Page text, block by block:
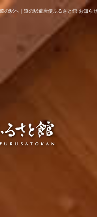
の駅へ｜道の駅遣唐使ふるさと館 お知ら